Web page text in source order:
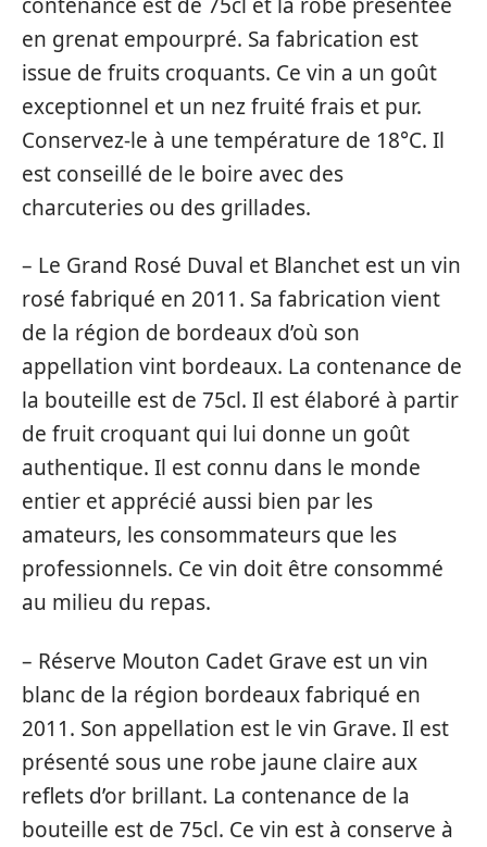
en grenat empourpré. Sa fabrication est
issue de fruits croquants. Ce vin a un goût
exceptionnel et un nez fruité frais et pur.
Conservez-le à une température de 18°C. Il
est conseillé de le boire avec des
charcuteries ou des grillades.
– Le Grand Rosé Duval et Blanchet est un vin
rosé fabriqué en 2011. Sa fabrication vient
de la région de bordeaux d’où son
appellation vint bordeaux. La contenance de
la bouteille est de 75cl. Il est élaboré à partir
de fruit croquant qui lui donne un goût
authentique. Il est connu dans le monde
entier et apprécié aussi bien par les
amateurs, les consommateurs que les
professionnels. Ce vin doit être consommé
au milieu du repas.
– Réserve Mouton Cadet Grave est un vin
blanc de la région bordeaux fabriqué en
2011. Son appellation est le vin Grave. Il est
présenté sous une robe jaune claire aux
reflets d’or brillant. La contenance de la
bouteille est de 75cl. Ce vin est à conserve à